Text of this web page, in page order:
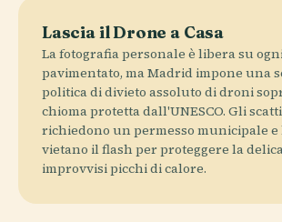
Lascia il Drone a Casa
La fotografia personale è libera su
pavimentato, ma Madrid impone una
politica di divieto assoluto di droni
chioma protetta dall'UNESCO. Gli
richiedono un permesso municipale e
vietano il flash per proteggere la
improvvisi picchi di calore.